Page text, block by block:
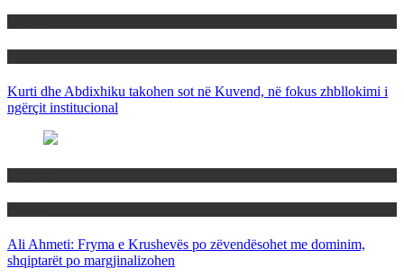
Kurti dhe Abdixhiku takohen sot në Kuvend, në fokus zhbllokimi i
ngërçit institucional
Ali Ahmeti: Fryma e Krushevës po zëvendësohet me dominim,
shqiptarët po margjinalizohen